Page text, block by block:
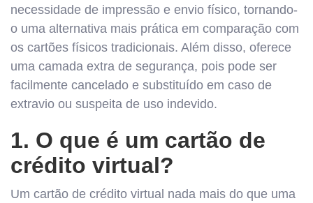
necessidade de impressão e envio físico, tornando-
o uma alternativa mais prática em comparação com
os cartões físicos tradicionais. Além disso, oferece
uma camada extra de segurança, pois pode ser
facilmente cancelado e substituído em caso de
extravio ou suspeita de uso indevido.
1. O que é um cartão de
crédito virtual?
Um cartão de crédito virtual nada mais do que uma